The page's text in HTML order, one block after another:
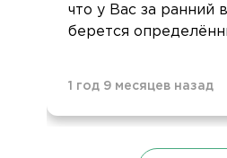
что у Вас за ранний
берется
1 год 9 месяцев назад